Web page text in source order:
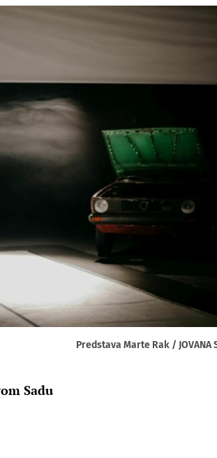
Predstava Marte Rak / JOVANA
Sadu